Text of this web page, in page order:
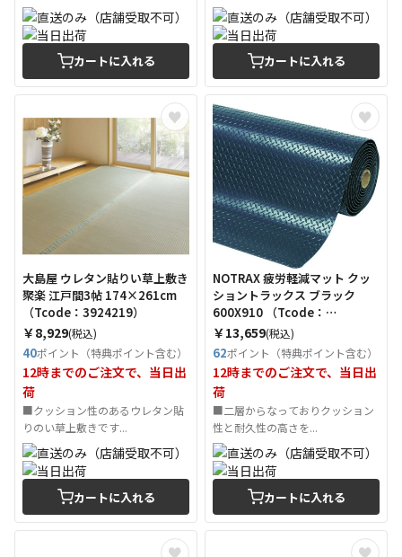
カートに入れる カートに入れる
大島屋 ウレタン貼りい草上敷き
聚楽 江戸間3帖 174×261cm
（Tcode：3924219）
￥8,929(税込)
40ポイント（特典ポイント含む）
12時までのご注文で、当日出
荷
■クッション性のあるウレタン貼
りのい草上敷きです...
カートに入れる
NOTRAX 疲労軽減マット クッ
ショントラックス ブラック
600X910 （Tcode：
1030186）
￥13,659(税込)
62ポイント（特典ポイント含む）
12時までのご注文で、当日出
荷
■二層からなっておりクッション
性と耐久性の高さを...
カートに入れる